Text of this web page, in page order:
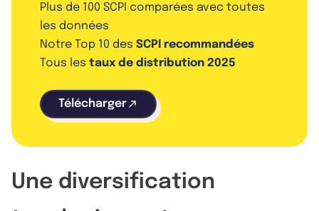
Plus de 100 SCPI comparées avec toutes
les données
Notre Top 10 des SCPI recommandées
Tous les taux de distribution 2025
Télécharger
Une diversification